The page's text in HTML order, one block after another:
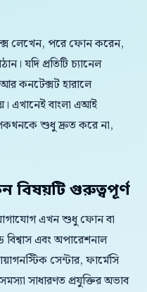
লেখেন, পরে ফোন করেন,
যদি প্রতিটি চ্যানেল
কনটেক্সট হারালে
এখানেই বাংলা এআই
শুধু দ্রুত করে না,
বিষয়টি গুরুত্বপূর্ণ
এখন শুধু ফোন বা
বিশ্বাস এবং অপারেশনাল
সেন্টার, ফার্মেসি
সাধারণত প্রযুক্তির অভাব